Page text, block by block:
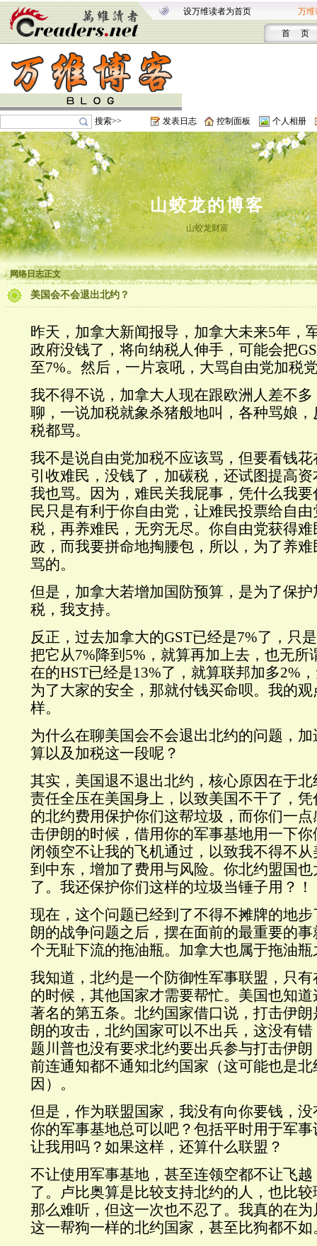
设万维读者为首页 万维
首 页
搜索>> 发表日志 控制面板 个人相册
山蛟龙的博客
山蛟龙财富
网络日志正文
美国会不会退出北约？
昨天，加拿大新闻报导，加拿大未来5年，
政府没钱了，将向纳税人伸手，可能会把
至7%。然后，一片哀吼，大骂自由党加税
我不得不说，加拿大人现在跟欧洲人差不
聊，一说加税就象杀猪般地叫，各种骂娘
税都骂。
我不是说自由党加税不应该骂，但要看钱
引收难民，没钱了，加碳税，还试图提高
我也骂。因为，难民关我屁事，凭什么我
民只是有利于你自由党，让难民投票给自
税，再养难民，无穷无尽。你自由党获得
政，而我要拼命地掏腰包，所以，为了养
骂的。
但是，加拿大若增加国防预算，是为了保
税，我支持。
反正，过去加拿大的GST已经是7%了，只
把它从7%降到5%，就算再加上去，也无所
在的HST已经是13%了，就算联邦加多2%
为了大家的安全，那就付钱买命呗。我的
样。
为什么在聊美国会不会退出北约的问题，
算以及加税这一段呢？
其实，美国退不退出北约，核心原因在于
责任全压在美国身上，以致美国不干了，
的北约费用保护你们这帮垃圾，而你们一
击伊朗的时候，借用你的军事基地用一下
闭领空不让我的飞机通过，以致我不得不
到中东，增加了费用与风险。你北约盟国
了。我还保护你们这样的垃圾当锤子用？！
现在，这个问题已经到了不得不摊牌的地
朗的战争问题之后，摆在面前的最重要的
个无耻下流的拖油瓶。加拿大也属于拖油瓶
我知道，北约是一个防御性军事联盟，只
的时候，其他国家才需要帮忙。美国也知
著名的第五条。北约国家借口说，打击伊
朗的攻击，北约国家可以不出兵，这没有
题川普也没有要求北约要出兵参与打击伊
前连通知都不通知北约国家（这可能也是
因）。
但是，作为联盟国家，我没有向你要钱，
你的军事基地总可以吧？包括平时用于军
让我用吗？如果这样，还算什么联盟？
不让使用军事基地，甚至连领空都不让飞
了。卢比奥算是比较支持北约的人，也比
那么难听，但这一次也不忍了。我真的在
这一帮狗一样的北约国家，甚至比狗都不如